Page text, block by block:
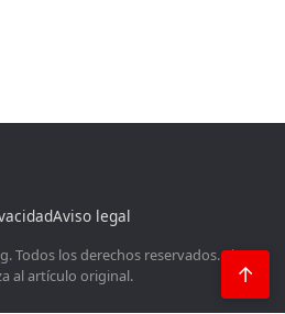
Aviso legal
Todos los derechos reservados. Si
al artículo original.
↑